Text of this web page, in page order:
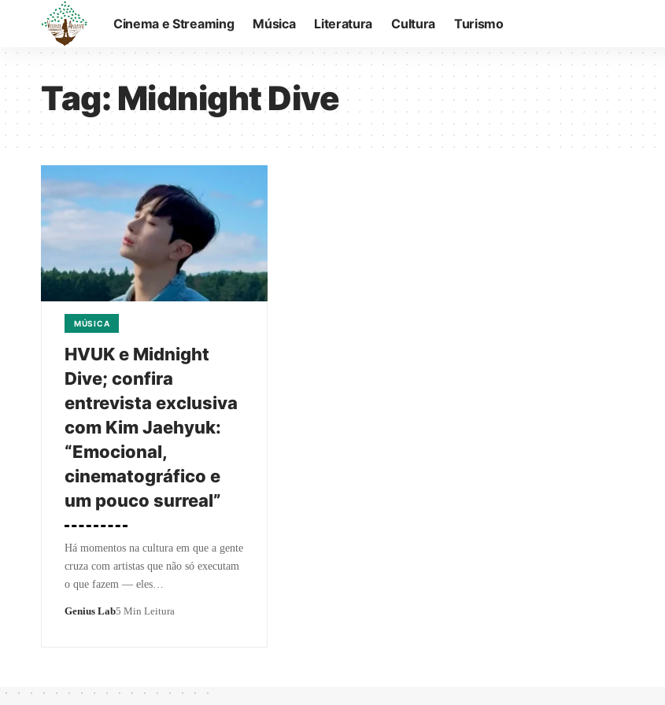
Cinema e Streaming Música Literatura Cultura Turismo
Tag:Midnight Dive
MÚSICA
HVUK e Midnight
Dive; confira
entrevista exclusiva
com Kim Jaehyuk:
“Emocional,
cinematográfico e
um pouco surreal”
Há momentos na cultura em que a gente
cruza com artistas que não só executam
o que fazem — eles…
Genius Lab5 Min Leitura